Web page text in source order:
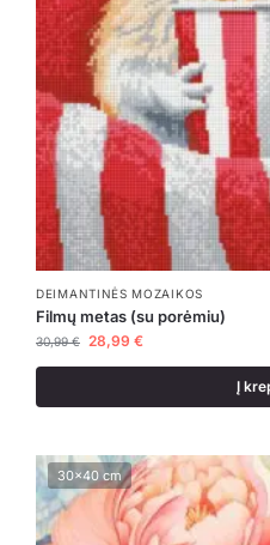
DEIMANTINĖS MOZAIKOS
Filmų metas (su porėmiu)
30,99€ 28,99 €
Į
30x40 cm